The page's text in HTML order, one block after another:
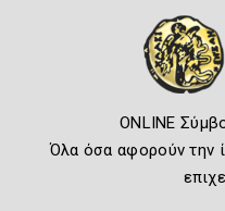
ONLINE
Όλα όσα αφορούν την